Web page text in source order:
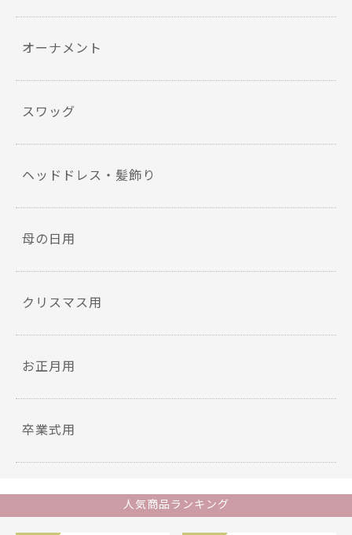
オーナメント
スワッグ
ヘッドドレス・髪飾り
母の日用
クリスマス用
お正月用
卒業式用
人気商品ランキング